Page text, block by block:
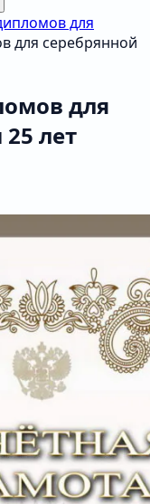
для
для серебрянной
для
лет